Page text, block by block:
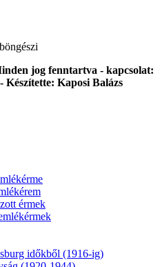
jog fenntartva - kapcsolat:
- Készítette: Kaposi Balázs
érmek
időkből (1916-ig)